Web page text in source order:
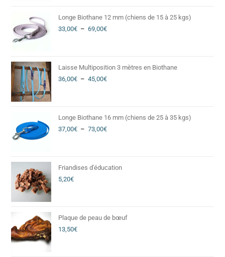
Longe Biothane 12 mm (chiens de 15 à 25 kgs)
33,00€ – 69,00€
Laisse Multiposition 3 mètres en Biothane
36,00€ – 45,00€
Longe Biothane 16 mm (chiens de 25 à 35 kgs)
37,00€ – 73,00€
Friandises d'éducation
5,20€
Plaque de peau de bœuf
13,50€